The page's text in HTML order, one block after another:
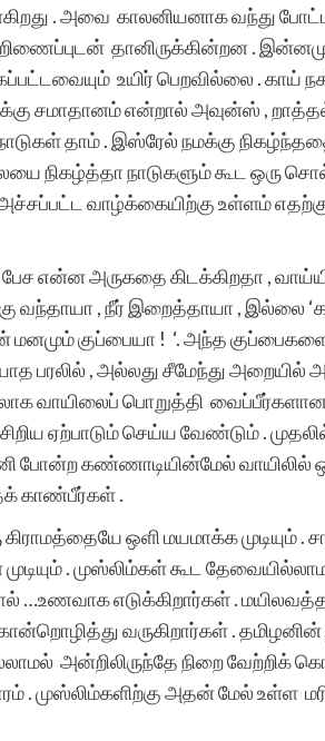
. அவை காலனியனாக​ வந்து போட்ட​
தானிருக்கின்றன .
உயிர் பெறவில்லை .
சமாதானம் என்றால் அவுன்ஸ் ,
தாம் . இஸ்ரேல் நமக்கு
நிகழ்த்தா நாடுகளும் கூட​ ஒரு
வாழ்க்கையிற்கு உள்ளம்
என்ன​ அருகதை கிடக்கிறதா ,
வந்தாயா , நீர் இறைத்தாயா , இல்லை
குப்பையா ! ‘. அந்த​
பரலில் , அல்லது சீமேந்து
வாயிலைப் பொறுத்தி
ஏற்பாடும் செய்ய​ வேண்டும் .
போன்ற​ கண்ணாடியின்மேல்
காண்பீர்கள் .
ஒளி மயமாக்க​ முடியும்
. முஸ்லிம்கள் கூட​
…உணவாக​ எடுக்கிறார்கள் . மயிலவத்த​
வருகிறார்கள் . தமிழனின்
அன்றிலிருந்தே நிறை வேற்றிக்
. முஸ்லிம்களிற்கு அதன் மேல் உள்ள​